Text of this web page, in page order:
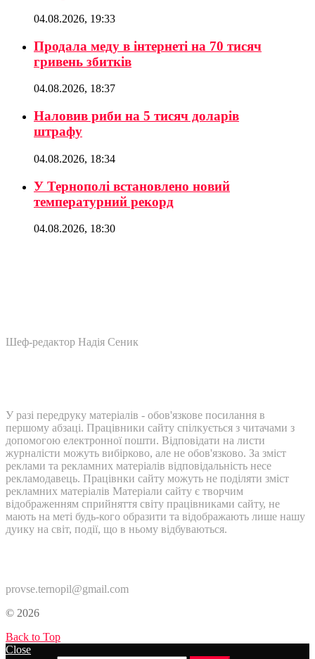
04.08.2026, 19:33
Продала меду в інтернеті на 70 тисяч
гривень збитків
04.08.2026, 18:37
Наловив риби на 5 тисяч доларів
штрафу
04.08.2026, 18:34
У Тернополі встановлено новий
температурний рекорд
04.08.2026, 18:30
Шеф-редактор Надія Сеник
У разі передруку матеріалів - обов'язкове посилання в
першому абзаці. Працівники сайту спілкується з читачами з
допомогою електронної пошти. Відповідати на листи
журналісти можуть вибірково, але не обов'язково. За зміст
реклами та рекламних матеріалів відповідальність несе
рекламодавець. Працівнки сайту можуть не поділяти зміст
рекламних матеріалів Матеріали сайту є творчим
відображенням сприйняття світу працівниками сайту, не
мають на меті будь-кого образити та відображають лише нашу
дуику на світ, події, що в ньому відбуваються.
provse.ternopil@gmail.com
© 2026
Back to Top
Close